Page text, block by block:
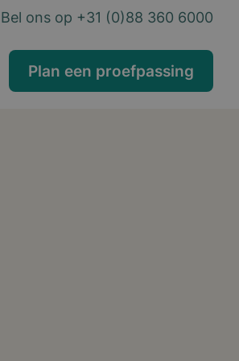
ons op +31 (0)88 360 6000
Plan een proefpassing